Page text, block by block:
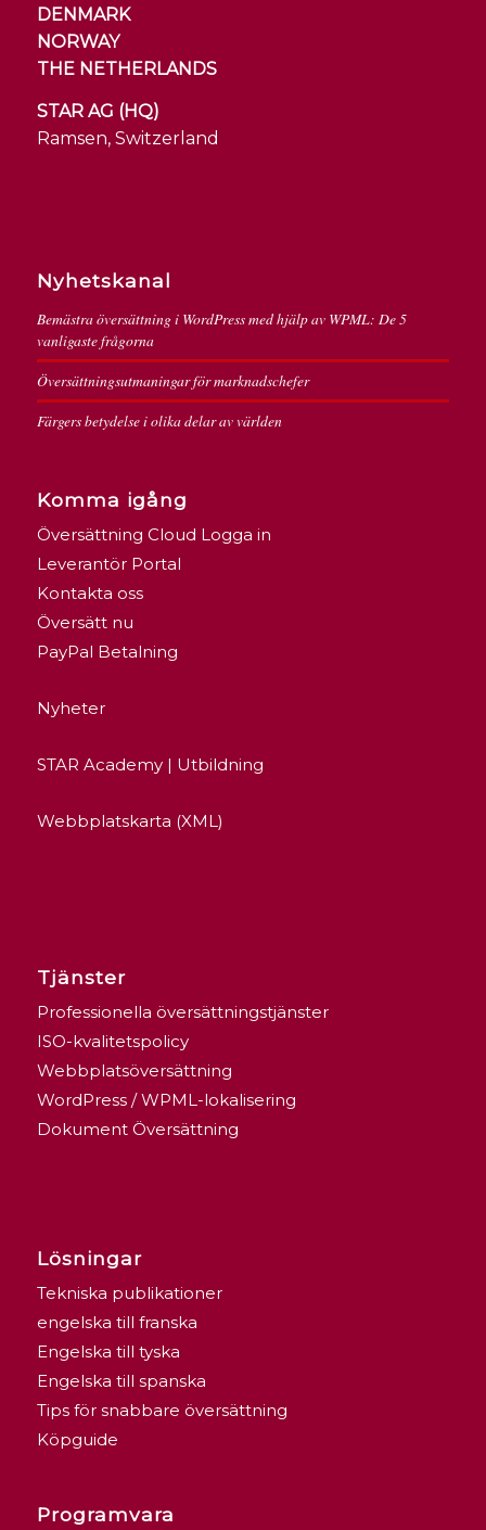
DENMARK
NORWAY
THE NETHERLANDS
STAR AG (HQ)
Ramsen, Switzerland
Nyhetskanal
Bemästra översättning i WordPress med hjälp av WPML: De 5
vanligaste frågorna
Översättningsutmaningar för marknadschefer
Färgers betydelse i olika delar av världen
Komma igång
Översättning Cloud Logga in
Leverantör Portal
Kontakta oss
Översätt nu
PayPal Betalning
Nyheter
STAR Academy | Utbildning
Webbplatskarta (XML)
Tjänster
Professionella översättningstjänster
ISO-kvalitetspolicy
Webbplatsöversättning
WordPress / WPML-lokalisering
Dokument Översättning
Lösningar
Tekniska publikationer
engelska till franska
Engelska till tyska
Engelska till spanska
Tips för snabbare översättning
Köpguide
Programvara